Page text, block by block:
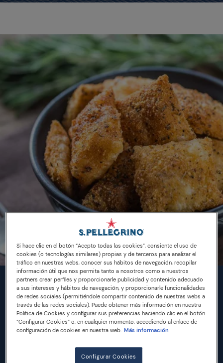
INGREDIENTES
400 g de hoja de pasta fresca
200 g de ricotta
100 g de queso Provola ahumado, rallado
20 g de Parmigiano, rallado
Si hace clic en el botón “Acepto todas las cookies”, consiente el uso de
cookies (o tecnologías similares) propias y de terceros para analizar el
tráfico en nuestras webs, conocer sus hábitos de navegación, recopilar
información útil que nos permita tanto a nosotros como a nuestros
partners crear perfiles y proporcionarle publicidad y contenido adecuado
a sus intereses y hábitos de navegación, y proporcionarle funcionalidades
de redes sociales (permitiéndole compartir contenido de nuestras webs a
través de las redes sociales). Puede obtener más información en nuestra
Política de Cookies y configurar sus preferencias haciendo clic en el botón
“Configurar Cookies” o, en cualquier momento, accediendo al enlace de
configuración de cookies en nuestra web. Más información
Configurar Cookies